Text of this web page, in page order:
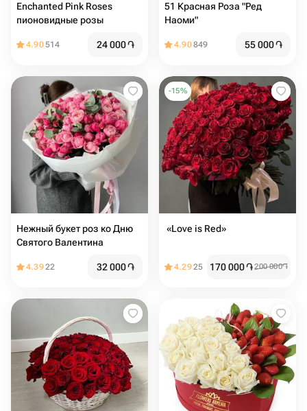
Enchanted Pink Roses
пионовидные розы
4.90514 24 000֏
51 Красная Роза "Ред
Наоми"
4.90849 55 000֏
Нежный букет роз ко Дню
Святого Валентина
4.3922 32 000֏
-15%
️ «Love is Red»
4.2925 170 000֏200 000֏